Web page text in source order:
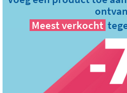
Meest verkocht